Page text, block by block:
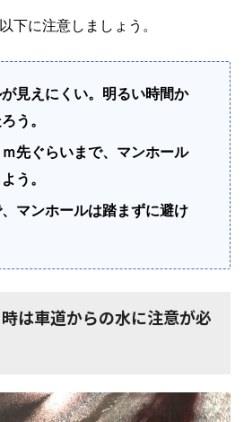
下に注意しましょう。
見えにくい。明るい時間か
う。
先ぐらいまで、マンホール
う。
マンホールは踏まずに避け
は車道からの水に注意が必